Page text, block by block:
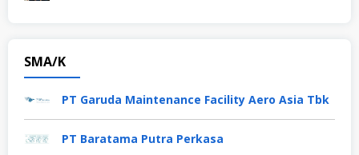
SMA/K
PT Garuda Maintenance Facility Aero Asia Tbk
PT Baratama Putra Perkasa